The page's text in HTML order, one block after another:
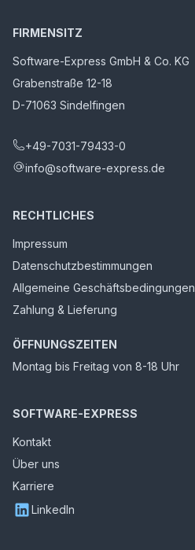
FIRMENSITZ
Software-Express GmbH & Co. KG
Grabenstraße 12-18
D-71063 Sindelfingen
+49-7031-79433-0
info@software-express.de
RECHTLICHES
Impressum
Datenschutzbestimmungen
Allgemeine Geschäftsbedingungen
Zahlung & Lieferung
ÖFFNUNGSZEITEN
Montag bis Freitag von 8-18 Uhr
SOFTWARE-EXPRESS
Kontakt
Über uns
Karriere
LinkedIn